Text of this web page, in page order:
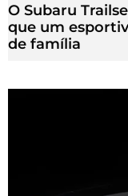
O Subaru
que um
de família